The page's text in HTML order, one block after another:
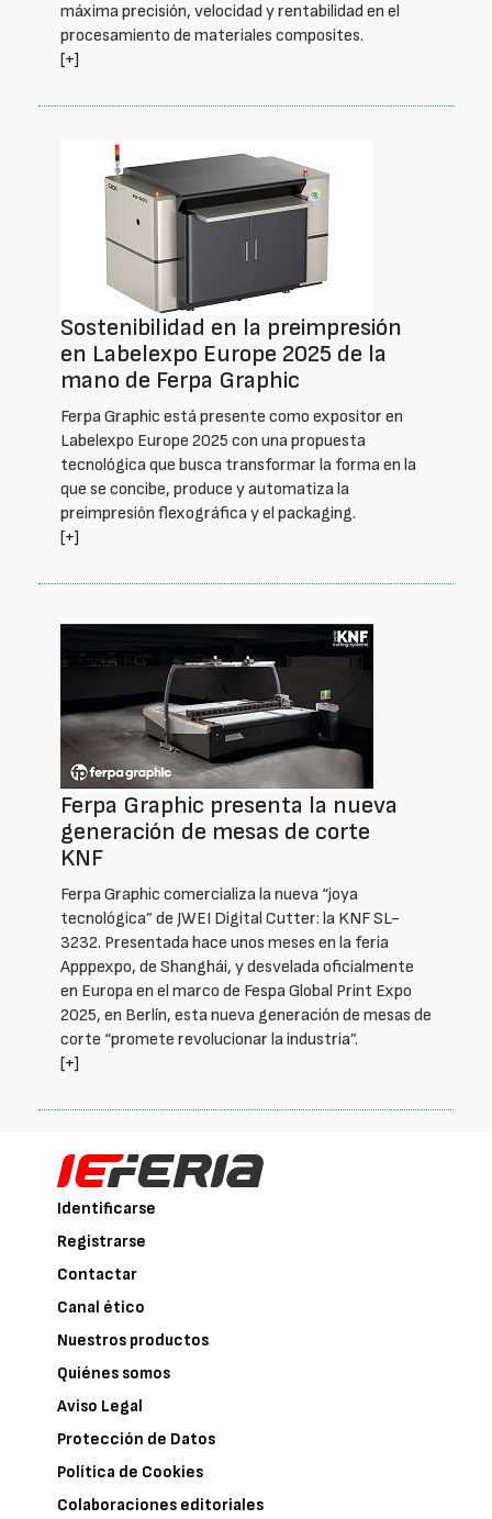
máxima precisión, velocidad y rentabilidad en el
procesamiento de materiales composites.
[+]
Sostenibilidad en la preimpresión
en Labelexpo Europe 2025 de la
mano de Ferpa Graphic
Ferpa Graphic está presente como expositor en
Labelexpo Europe 2025 con una propuesta
tecnológica que busca transformar la forma en la
que se concibe, produce y automatiza la
preimpresión flexográfica y el packaging.
[+]
Ferpa Graphic presenta la nueva
generación de mesas de corte
KNF
Ferpa Graphic comercializa la nueva “joya
tecnológica” de JWEI Digital Cutter: la KNF SL-
3232. Presentada hace unos meses en la feria
Apppexpo, de Shanghái, y desvelada oficialmente
en Europa en el marco de Fespa Global Print Expo
2025, en Berlín, esta nueva generación de mesas de
corte “promete revolucionar la industria”.
[+]
Identificarse
Registrarse
Contactar
Canal ético
Nuestros productos
Quiénes somos
Aviso Legal
Protección de Datos
Política de Cookies
Colaboraciones editoriales